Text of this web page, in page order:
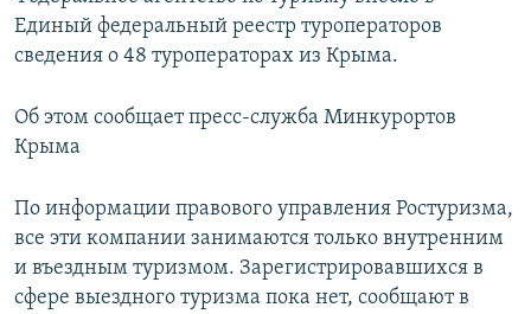
поиску
ТЕЛЕПРОЕКТ КРЫМ.РЕАЛИИ
ПРОПАВШИЕ БЕЗ ВЕСТИ
КРЫМ.НЕПОКОРЕННЫЙ
УКРАИНСКАЯ ПРОБЛЕМА КРЫМА
Українською
Qırımtatar
Единый федеральный реестр туроператоров
сведения о 48 туроператорах из Крыма.
Об этом сообщает пресс-служба Минкурортов
Крыма
По информации правового управления Ростуризма,
все эти компании занимаются только внутренним
и въездным туризмом. Зарегистрировавшихся в
сфере выездного туризма пока нет, сообщают в